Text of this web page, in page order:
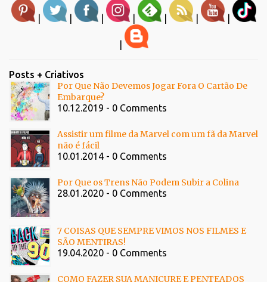
| | | | | | |
Posts + Criativos
Por Que Não Devemos Jogar Fora O Cartão De
Embarque?
10.12.2019 - 0 Comments
Assistir um filme da Marvel com um fã da Marvel
não é fácil
10.01.2014 - 0 Comments
Por Que os Trens Não Podem Subir a Colina
28.01.2020 - 0 Comments
7 COISAS QUE SEMPRE VIMOS NOS FILMES E
SÃO MENTIRAS!
19.04.2020 - 0 Comments
COMO FAZER SUA MANICURE E PENTEADOS